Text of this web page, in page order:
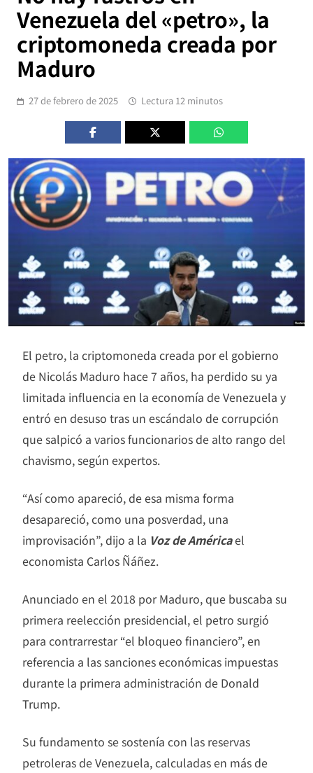
Venezuela del «petro», la
criptomoneda creada por
Maduro
27 de febrero de 2025 Lectura 12 minutos
El petro, la criptomoneda creada por el gobierno
de Nicolás Maduro hace 7 años, ha perdido su ya
limitada influencia en la economía de Venezuela y
entró en desuso tras un escándalo de corrupción
que salpicó a varios funcionarios de alto rango del
chavismo, según expertos.
“Así como apareció, de esa misma forma
desapareció, como una posverdad, una
improvisación”, dijo a la Voz de Américael
economista Carlos Ñáñez.
Anunciado en el 2018 por Maduro, que buscaba su
primera reelección presidencial, el petro surgió
para contrarrestar “el bloqueo financiero”, en
referencia a las sanciones económicas impuestas
durante la primera administración de Donald
Trump.
Su fundamento se sostenía con las reservas
petroleras de Venezuela, calculadas en más de